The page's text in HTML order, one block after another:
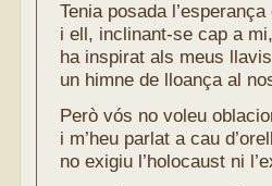
Tenia posada
i ell, inclinant-se cap a mi,
ha inspirat als meus
un himne de lloança al
Però vós no voleu
i m’heu parlat a cau
no exigiu l’holocaust ni